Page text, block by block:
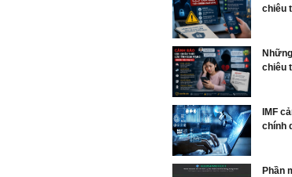
chiêu
chiêu
IMF
chính
Phần